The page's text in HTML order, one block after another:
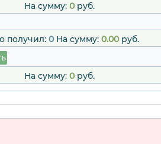
На сумму: 0руб.
получил: 0На сумму: 0.00руб.
На сумму: 0руб.